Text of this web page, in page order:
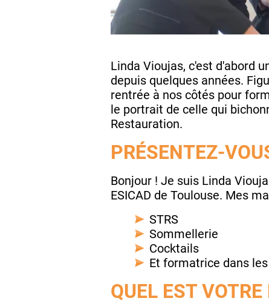
Linda Vioujas, c'est d'abord
depuis quelques années.
rentrée à nos côtés pour
le portrait de celle qui
Restauration.
PRÉSENTEZ-
Bonjour ! Je suis Linda
ESICAD de Toulouse. Mes
STRS
Sommellerie
Cocktails
Et formatrice dans
QUEL EST